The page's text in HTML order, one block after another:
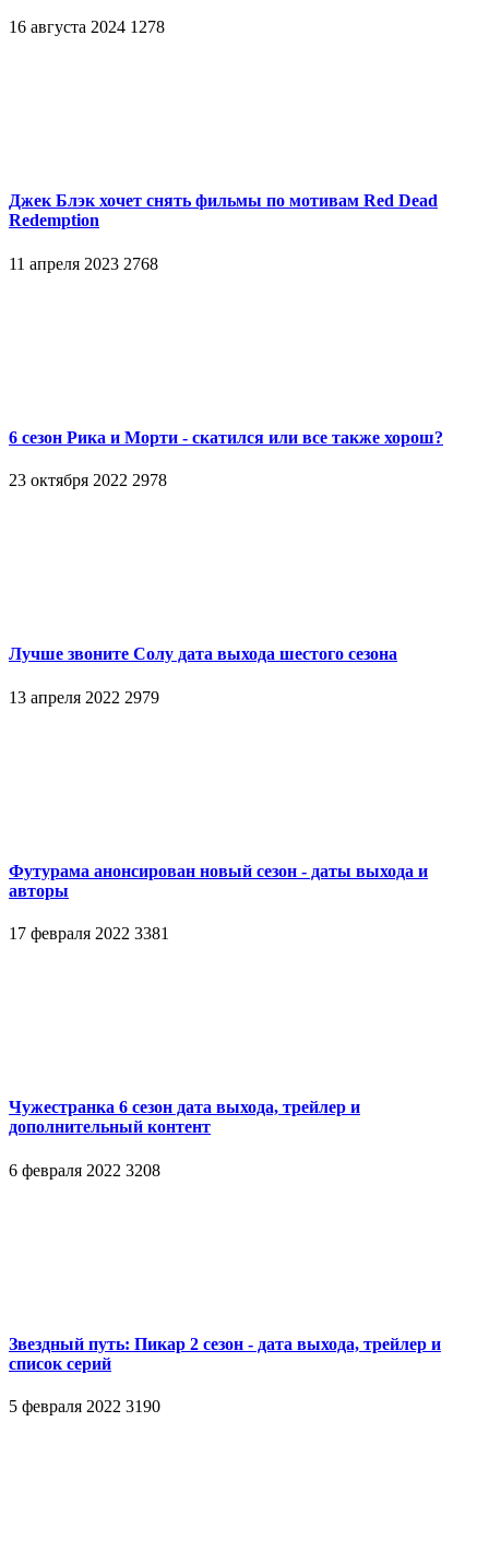
16 августа 2024 1278
Джек Блэк хочет снять фильмы по мотивам Red Dead
Redemption
11 апреля 2023 2768
6 сезон Рика и Морти - скатился или все также хорош?
23 октября 2022 2978
Лучше звоните Солу дата выхода шестого сезона
13 апреля 2022 2979
Футурама анонсирован новый сезон - даты выхода и
авторы
17 февраля 2022 3381
Чужестранка 6 сезон дата выхода, трейлер и
дополнительный контент
6 февраля 2022 3208
Звездный путь: Пикар 2 сезон - дата выхода, трейлер и
список серий
5 февраля 2022 3190